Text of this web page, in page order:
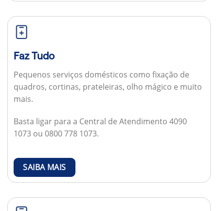
Faz Tudo
Pequenos serviços domésticos como fixação de
quadros, cortinas, prateleiras, olho mágico e muito
mais.
Basta ligar para a Central de Atendimento 4090
1073 ou 0800 778 1073.
SAIBA MAIS